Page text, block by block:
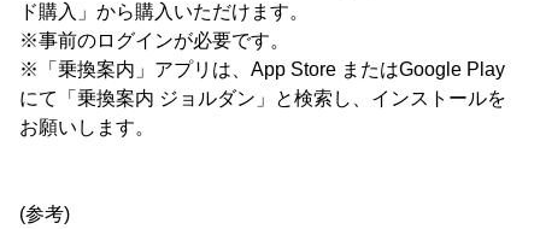
ド購入」から購入いただけます。
※事前のログインが必要です。
※「乗換案内」アプリは、App Store またはGoogle Play
にて「乗換案内 ジョルダン」と検索し、インストールを
お願いします。
(参考)